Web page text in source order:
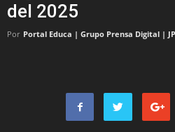
del 2025
Por Portal Educa | Grupo Prensa Digital | JP